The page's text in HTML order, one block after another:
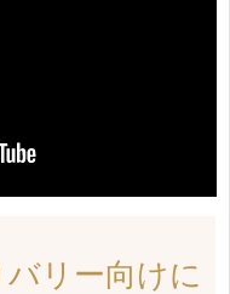
リー向けに